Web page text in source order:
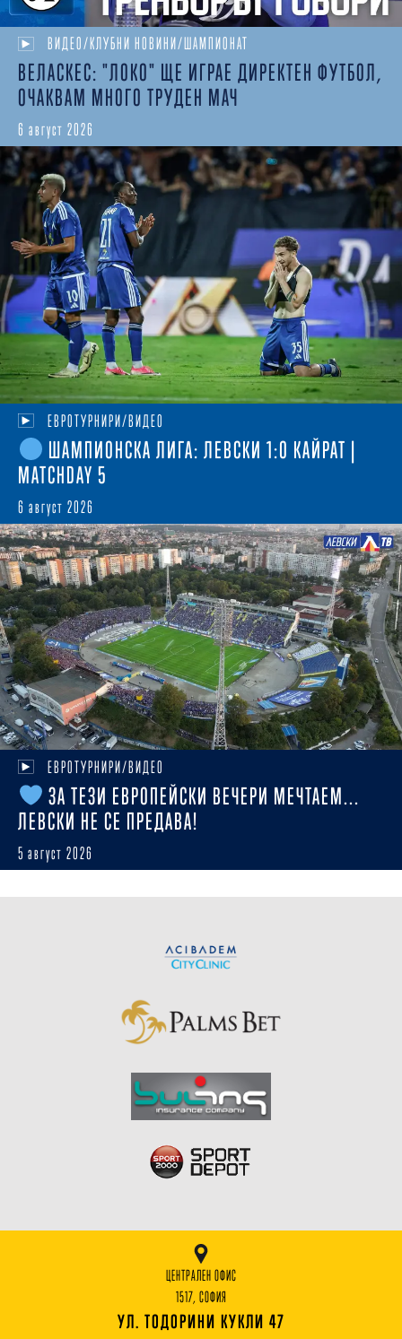
ВИДЕО/КЛУБНИ НОВИНИ/ШАМПИОНАТ
ВЕЛАСКЕС: "ЛОКО" ЩЕ ИГРАЕ ДИРЕКТЕН ФУТБОЛ,
ОЧАКВАМ МНОГО ТРУДЕН МАЧ
6 август 2026
ЕВРОТУРНИРИ/ВИДЕО
ШАМПИОНСКА ЛИГА: ЛЕВСКИ 1:0 КАЙРАТ |
MATCHDAY 5
6 август 2026
ЕВРОТУРНИРИ/ВИДЕО
ЗА ТЕЗИ ЕВРОПЕЙСКИ ВЕЧЕРИ МЕЧТАЕМ...
ЛЕВСКИ НЕ СЕ ПРЕДАВА!
5 август 2026
ЦЕНТРАЛЕН ОФИС
1517, СОФИЯ
УЛ. ТОДОРИНИ КУКЛИ 47